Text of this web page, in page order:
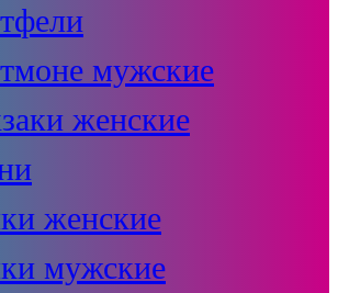
мужские
женские
женские
мужские